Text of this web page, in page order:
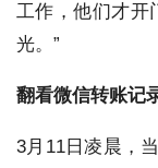
工作，他们才开
光。”
翻看微信转账记
3月11日凌晨，